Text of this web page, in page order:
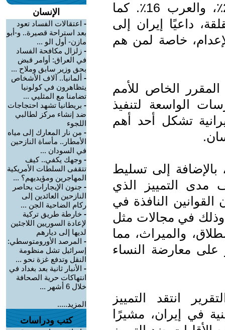
الأكراد 49٪ من هؤلاء، والبلوش 29٪، والعرب 16٪. كما
داعيًا إيران إلى
خاصة لمن هم
الخاص للأمم
الواسعة لتنفيذ
تشكل أحد أهم
إلى تسليط
مدى التمييز الذي
النافذة في
وذلك في مجالات مثل
والميراث، مما
على معارضة النساء
انتقد التمييز
في إيران، مشيرًا
الإنسان
- اعتقالات الفساد تعود
بعد استراحة قصيرة.. و-أبو
مازن- أول الو ...
- زلزال مكافحة الفساد
في العراق: أوامر قبض
بحق وزير سابق وملاح ...
- ألمانيا.. آلاف الأشخاص
يتظاهرون في كولونيا
تضامنا مع المثليي ...
- بريطانيا تشهد احتجاجات
ضد إنشاء مركز لطالبي
اللجوء
- من نار المعارك إلى مياه
الأمطار.. مأساة النازحين
في السودان ...
- وجهك يكفي.. كيف
تتقفى السلطات الأمريكية
المهاجرين ومؤيديهم؟ ...
- جنون الإيجارات يحاصر
النازحين العائدين إلى
ركام الضاحية الجن ...
- خارطة طريق تركية
لإعادة السوريين اللاجئين
لديها إلى ديارهم
- المرصد الأورومتوسطي:
إسرائيل تشل منظومة
النقل وتدفع غزة نحو ...
- الأنبار ثانية بعد بغداد في
انتهاكات حرية الصحافة
خلال 6 أشهر ...
المزيد.....
كتب ودراسات